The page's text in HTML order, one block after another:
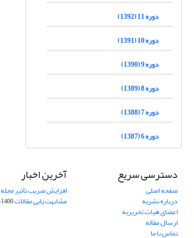
دوره 11 (1392)
دوره 10 (1391)
دوره 9 (1390)
دوره 8 (1389)
دوره 7 (1388)
دوره 6 (1387)
دسترسی سریع
صفحه اصلی
درباره نشریه
اعضای هیات تحریریه
ارسال مقاله
تماس با ما
آخرین اخبار
افزایش ضریب تاثیر مجله
مشابهت یابی مقالات1400-08-11